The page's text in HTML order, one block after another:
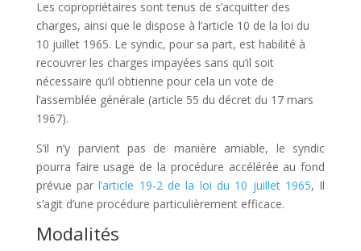
Les copropriétaires sont tenus de s’acquitter des
charges, ainsi que le dispose à l’article 10 de la loi du
10 juillet 1965. Le syndic, pour sa part, est habilité à
recouvrer les charges impayées sans qu’il soit
nécessaire qu’il obtienne pour cela un vote de
l’assemblée générale (article 55 du décret du 17 mars
1967).
S’il n’y parvient pas de manière amiable, le syndic
pourra faire usage de la procédure accélérée au fond
prévue parl’article 19-2 de la loi du 10 juillet 1965, Il
s’agit d’une procédure particulièrement efficace.
Modalités